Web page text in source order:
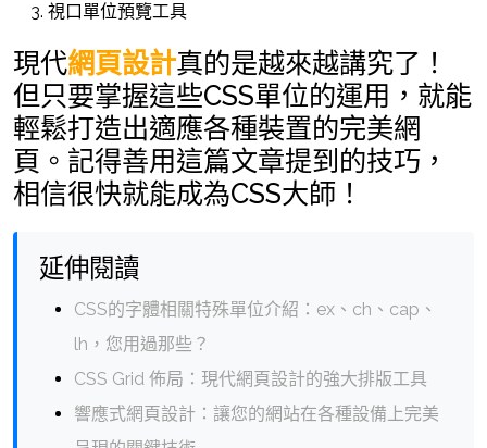
視口單位預覽工具
現代網頁設計真的是越來越講究了！
但只要掌握這些CSS單位的運用，就能
輕鬆打造出適應各種裝置的完美網
頁。記得善用這篇文章提到的技巧，
相信很快就能成為CSS大師！
延伸閱讀
CSS的字體相關特殊單位介紹：ex、ch、cap、
lh，您用過那些？
CSS Grid 佈局：現代網頁設計的強大排版工具
響應式網頁設計：讓您的網站在各種設備上完美